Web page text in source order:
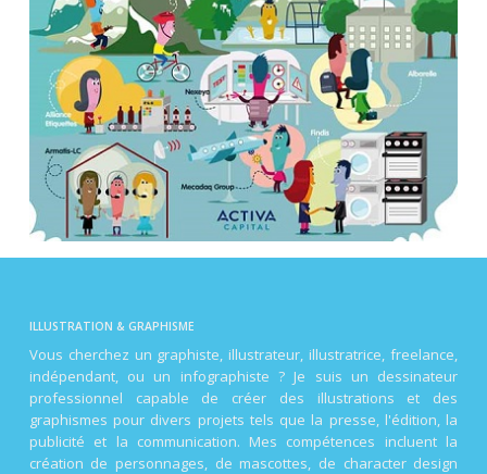
ILLUSTRATION & GRAPHISME
Vous cherchez un graphiste, illustrateur, illustratrice, freelance,
indépendant, ou un infographiste ? Je suis un dessinateur
professionnel capable de créer des illustrations et des
graphismes pour divers projets tels que la presse, l'édition, la
publicité et la communication. Mes compétences incluent la
création de personnages, de mascottes, de character design